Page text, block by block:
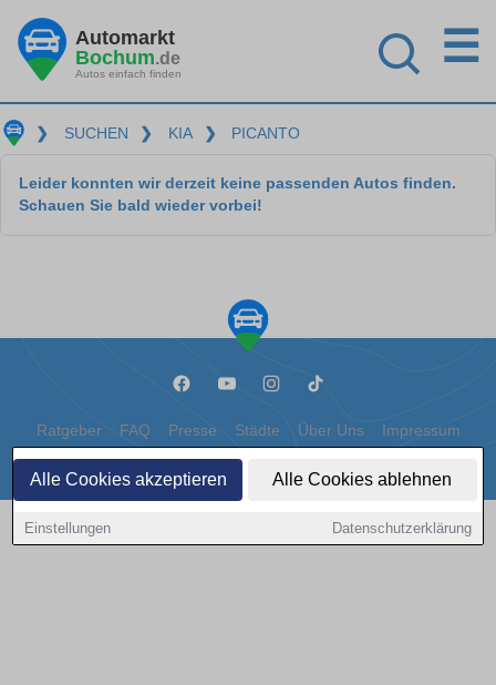
Alle Cookies akzeptieren Alle Cookies ablehnen
Einstellungen Datenschutzerklärung
Automarkt
Bochum.de
Autos einfach finden
☰
❯ SUCHEN ❯ KIA ❯ PICANTO
Leider konnten wir derzeit keine passenden Autos finden.
Schauen Sie bald wieder vorbei!
Ratgeber FAQ Presse Städte Über Uns Impressum
Datenschutz Cookies
Copyright © 2000 - 2026 | 1A Infosysteme GmbH | Content by: 1a-sites-autos